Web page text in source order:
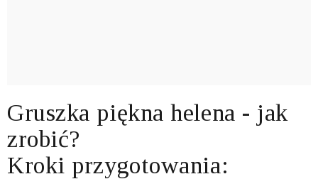
Gruszka piękna helena - jak
zrobić?
Kroki przygotowania: